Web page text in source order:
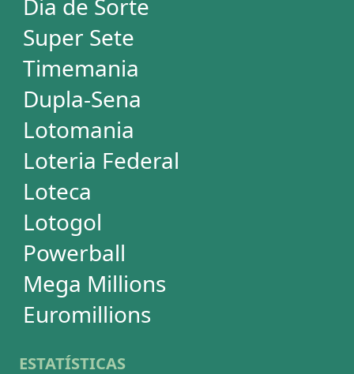
Timemania
Dupla-Sena
Lotomania
Super Sete
PowerBall
Mega Millions
EuroMillions
ASSINATURA
Assinatura
Palpites Estatísticos
Análises Estatísticas
Conferidor de Apostas